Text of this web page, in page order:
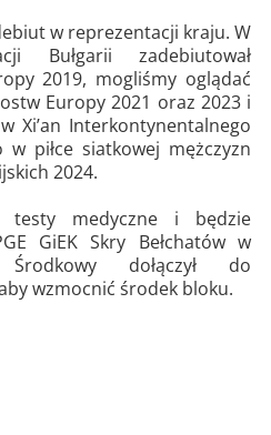
w reprezentacji kraju. W
Bułgarii zadebiutował
2019, mogliśmy oglądać
Europy 2021 oraz 2023 i
Xi’an Interkontynentalnego
piłce siatkowej mężczyzn
2024.
testy medyczne i będzie
GiEK Skry Bełchatów w
dołączył do
wzmocnić środek bloku.